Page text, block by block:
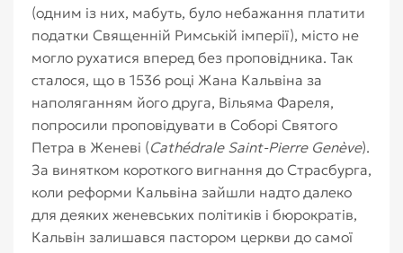
(одним із них, мабуть, було небажання платити
податки Священній Римській імперії), місто не
могло рухатися вперед без проповідника. Так
сталося, що в 1536 році Жана Кальвіна за
наполяганням його друга, Вільяма Фареля,
попросили проповідувати в Соборі Святого
Петра в Женеві (Cathédrale Saint-Pierre Genève).
За винятком короткого вигнання до Страсбурга,
коли реформи Кальвіна зайшли надто далеко
для деяких женевських політиків і бюрократів,
Кальвін залишався пастором церкви до самої